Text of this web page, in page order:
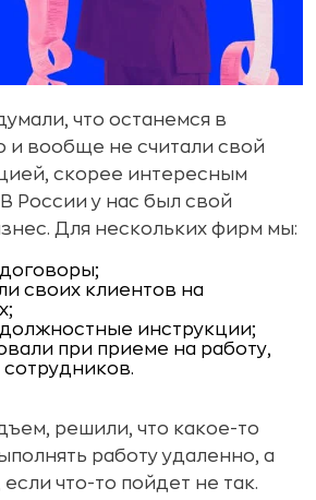
что останемся в
и вообще не считали свой
скорее интересным
России у нас был свой
Для нескольких фирм мы:
своих клиентов на
инструкции;
при приеме на работу,
решили, что какое-то
работу удаленно, а
что-то пойдет не так.